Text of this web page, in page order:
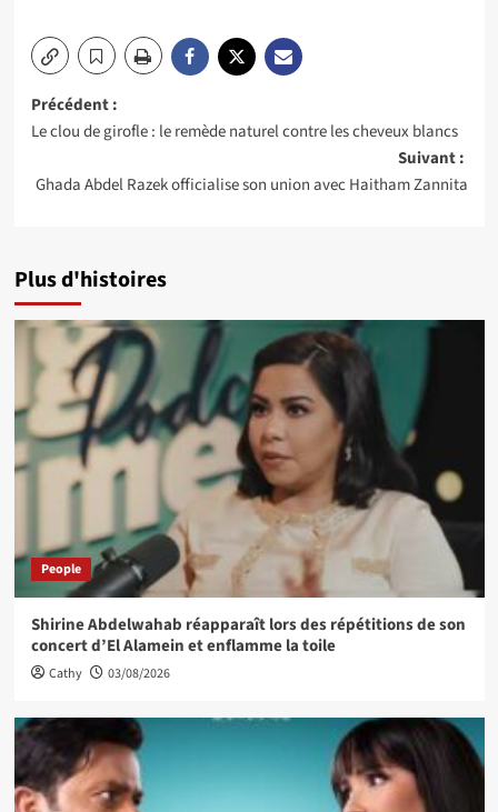
Navigation
d’article
Précédent :
Le clou de girofle : le remède naturel contre les cheveux blancs
Suivant :
Ghada Abdel Razek officialise son union avec Haitham Zannita
Plus d'histoires
People
Shirine Abdelwahab réapparaît lors des répétitions de son
concert d’El Alamein et enflamme la toile
Cathy 03/08/2026